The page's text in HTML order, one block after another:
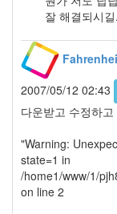
잘 해결되시
2007/05/12 02:43
다운받고 수정하
"Warning:
state=1 in
/home1/www/1/
on line 2
년
48
2004
년
월
2004
년
8
월